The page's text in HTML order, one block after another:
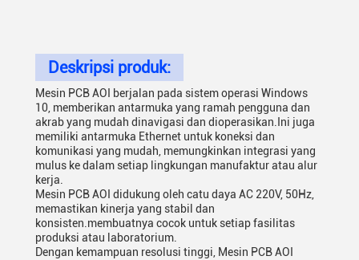
Deskripsi produk:
Mesin PCB AOI berjalan pada sistem operasi Windows
10, memberikan antarmuka yang ramah pengguna dan
akrab yang mudah dinavigasi dan dioperasikan.Ini juga
memiliki antarmuka Ethernet untuk koneksi dan
komunikasi yang mudah, memungkinkan integrasi yang
mulus ke dalam setiap lingkungan manufaktur atau alur
kerja.
Mesin PCB AOI didukung oleh catu daya AC 220V, 50Hz,
memastikan kinerja yang stabil dan
konsisten.membuatnya cocok untuk setiap fasilitas
produksi atau laboratorium.
Dengan kemampuan resolusi tinggi, Mesin PCB AOI